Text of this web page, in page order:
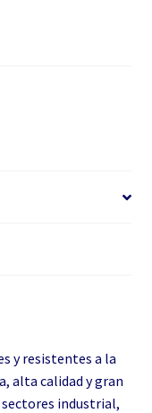
y resistentes a la
alta calidad y gran
industrial,